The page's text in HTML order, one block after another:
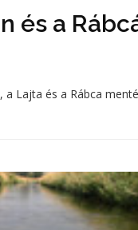
és a
Lajta és a Rábca